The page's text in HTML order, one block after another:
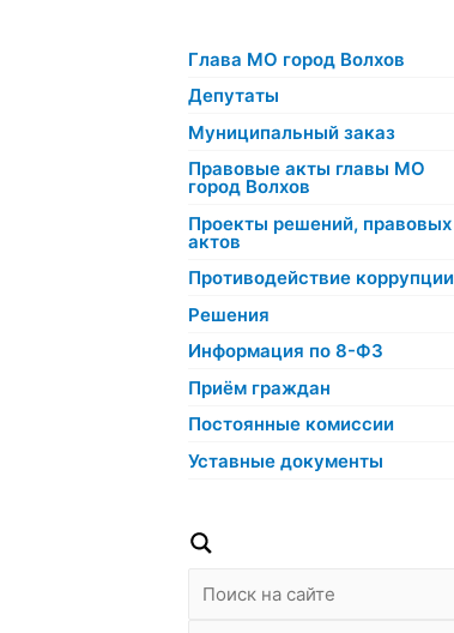
Глава МО город Волхов
Депутаты
Муниципальный заказ
Правовые акты главы МО
город Волхов
Проекты решений, правовых
актов
Противодействие коррупции
Решения
Информация по 8-ФЗ
Приём граждан
Постоянные комиссии
Уставные документы